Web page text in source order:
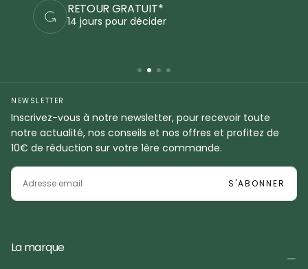
PAIEMENTS SÉCURISÉS
Commandez en sécurité
NEWSLETTER
Inscrivez-vous à notre newsletter, pour recevoir toute
notre actualité, nos conseils et nos offres et profitez de
10€ de réduction sur votre 1ère commande.
EMAIL
S'ABONNER
La marque